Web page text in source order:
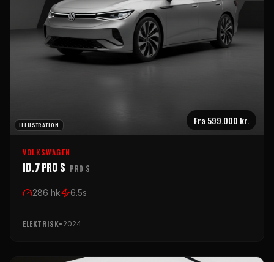
ILLUSTRATION Fra 599.000 kr.
VOLKSWAGEN
ID.7 Pro S Pro S
286 hk 6.5s
ELEKTRISK• 2024